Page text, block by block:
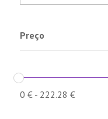
Preço
0 €- 222.28 €